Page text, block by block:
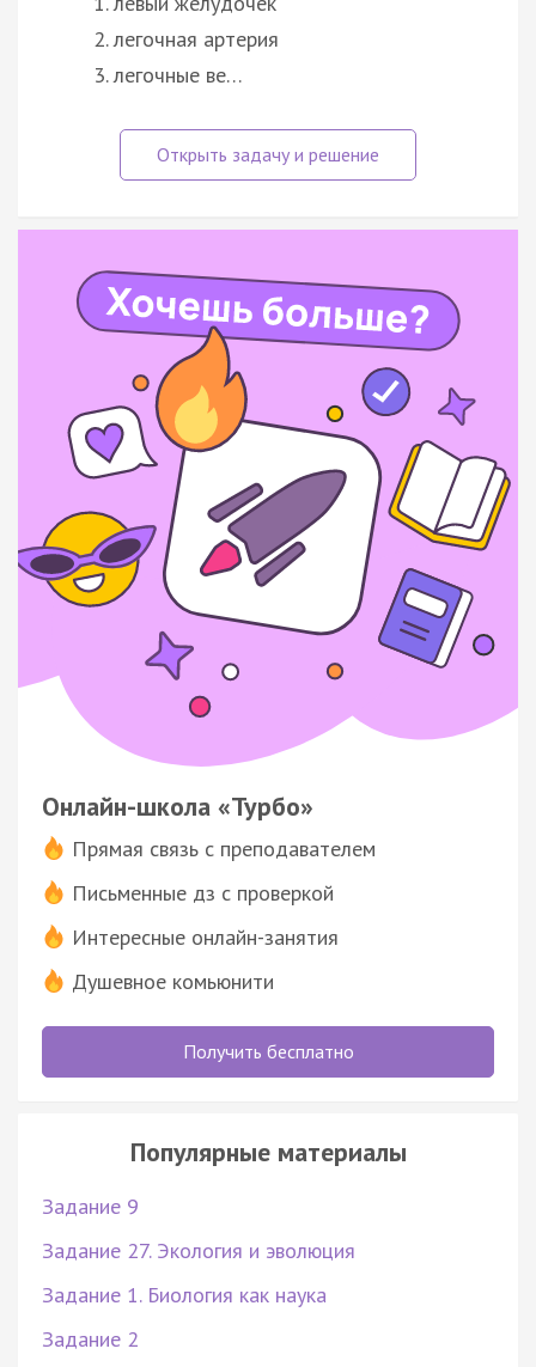
легочная артерия
легочные ве…
Онлайн-школа «Турбо»
Прямая связь с преподавателем
Письменные дз с проверкой
Интересные онлайн-занятия
Душевное комьюнити
Получить бесплатно
Популярные материалы
Задание 9
Задание 27. Экология и эволюция
Задание 1. Биология как наука
Задание 2